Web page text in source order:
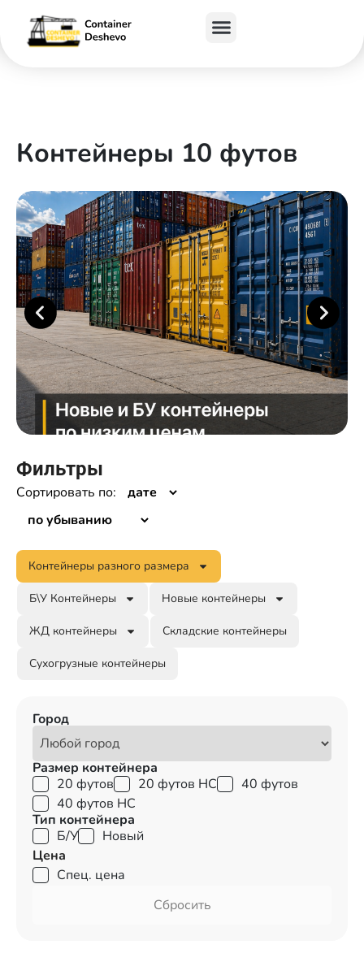
Контейнеры 10 футов
Фильтры
Сортировать по:
Контейнеры разного размера
Б\У Контейнеры Новые контейнеры
ЖД контейнеры Складские контейнеры
Сухогрузные контейнеры
Город
Размер контейнера
20 футов
20 футов HC
40 футов
40 футов HC
Тип контейнера
Б/У
Новый
Цена
Спец. цена
Сбросить